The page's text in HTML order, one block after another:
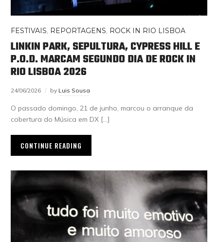
FESTIVAIS, REPORTAGENS, ROCK IN RIO LISBOA
LINKIN PARK, SEPULTURA, CYPRESS HILL E
P.O.D. MARCAM SEGUNDO DIA DE ROCK IN
RIO LISBOA 2026
24/06/2026 by Luis Sousa
O passado domingo, 21 de junho, marcou o arranque da
cobertura do Música em DX […]
CONTINUE READING